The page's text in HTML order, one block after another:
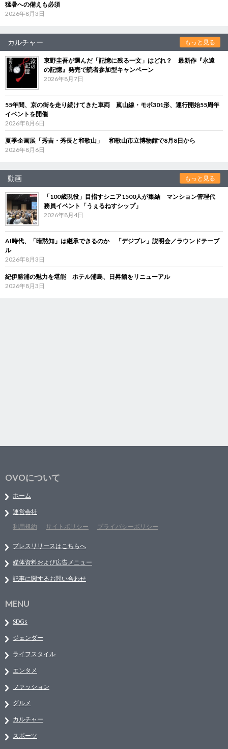
猛暑への備えも必須
2026年8月3日
カルチャー もっと見る
東野圭吾が選んだ「記憶に残る一文」はどれ？ 最新作『永遠
の記憶』発売で読者参加型キャンペーン
2026年8月7日
55年間、京の街を走り続けてきた車両 嵐山線・モボ301形、運行開始55周年
イベントを開催
2026年8月6日
夏季企画展「秀吉・秀長と和歌山」 和歌山市立博物館で8月8日から
2026年8月6日
動画 もっと見る
「100歳現役」目指すシニア1500人が集結 マンション管理代
務員イベント「うぇるねすシップ」
2026年8月4日
AI時代、「暗黙知」は継承できるのか 「デジブレ」説明会／ラウンドテーブ
ル
2026年8月3日
紀伊勝浦の魅力を堪能 ホテル浦島、日昇館をリニューアル
2026年8月3日
OVOについて
ホーム
運営会社
利用規約
サイトポリシー プライバシーポリシー
プレスリリースはこちらへ
媒体資料および広告メニュー
記事に関するお問い合わせ
MENU
SDGs
ジェンダー
ライフスタイル
エンタメ
ファッション
グルメ
カルチャー
スポーツ